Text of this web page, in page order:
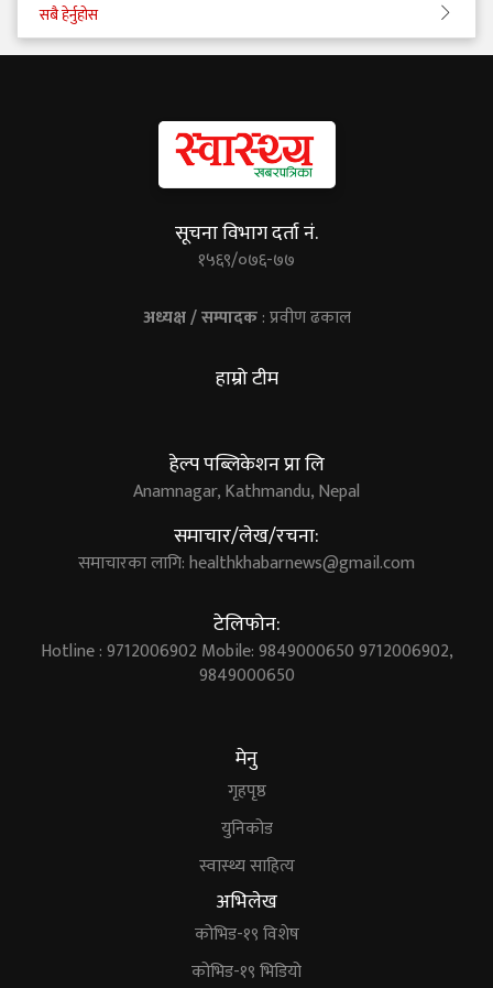
सबै हेर्नुहोस
सूचना विभाग दर्ता नं.
१५६९/०७६-७७
अध्यक्ष / सम्पादक: प्रवीण ढकाल
हाम्रो टीम
हेल्प पब्लिकेशन प्रा लि
Anamnagar, Kathmandu, Nepal
समाचार/लेख/रचना:
समाचारका लागि:healthkhabarnews@gmail.com
टेलिफोन:
Hotline : 9712006902 Mobile: 9849000650 9712006902,
9849000650
मेनु
गृहपृष्ठ
युनिकोड
स्वास्थ्य साहित्य
अभिलेख
कोभिड-१९ विशेष
कोभिड-१९ भिडियो